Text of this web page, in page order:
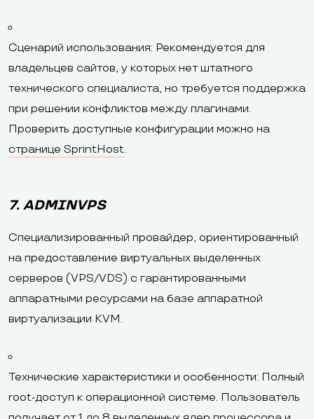
Сценарий использования: Рекомендуется для
владельцев сайтов, у которых нет штатного
технического специалиста, но требуется поддержка
при решении конфликтов между плагинами.
Проверить доступные конфигурации можно на
странице SprintHost.
7. ADMINVPS
Специализированный провайдер, ориентированный
на предоставление виртуальных выделенных
серверов (VPS/VDS) с гарантированными
аппаратными ресурсами на базе аппаратной
виртуализации KVM.
Технические характеристики и особенности: Полный
root-доступ к операционной системе. Пользователь